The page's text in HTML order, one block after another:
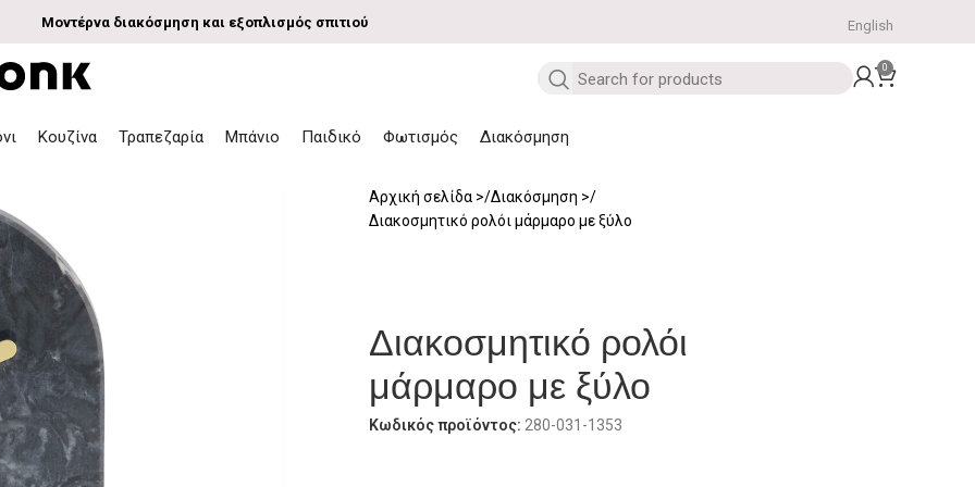
Μοντέρνα διακόσμηση και εξοπλισμός σπιτιού English
0
Κουζίνα Τραπεζαρία Μπάνιο Παιδικό Φωτισμός Διακόσμηση
Αρχική σελίδα
Διακόσμηση
Διακοσμητικό ρολόι μάρμαρο με ξύλο
Διακοσμητικό ρολόι
μάρμαρο με ξύλο
Κωδικός προϊόντος: 280-031-1353